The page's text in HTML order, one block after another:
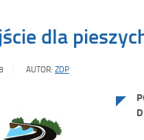
dla
AUTOR: ZDP